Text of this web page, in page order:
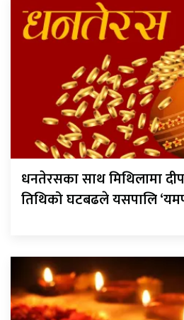
धनतेरसका साथ मिथिलामा
तिथिको घटबढले यसपालि